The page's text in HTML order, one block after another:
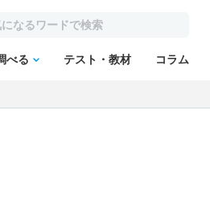
べる テスト・教材 コラム